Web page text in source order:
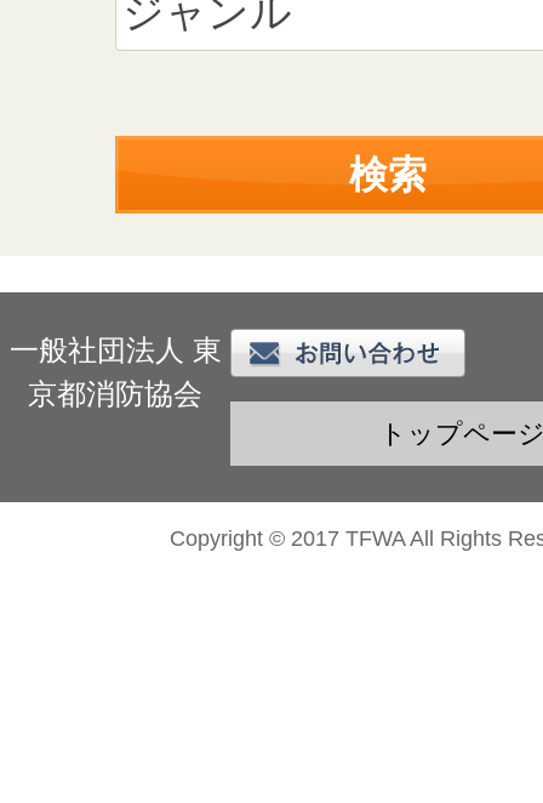
一般社団法人 東
京都消防協会
トップペー
Copyright © 2017 TFWA All Rights